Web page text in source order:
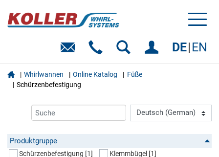
DE EN
 Whirlwannen Online Katalog
Füße
Schürzenbefestigung
Produktgruppe
Schürzenbefestigung [1] Klemmbügel [1]